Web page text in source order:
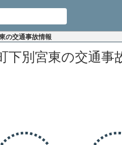
の交通事故情報
下別宮東の交通事